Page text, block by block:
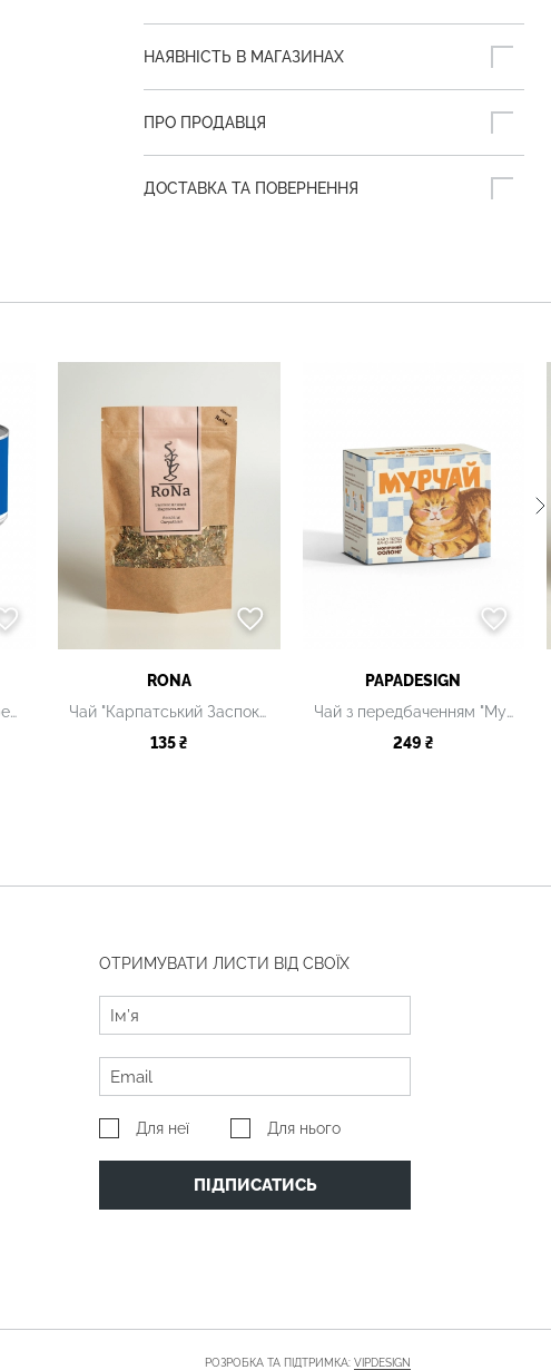
НАЯВНІСТЬ В МАГАЗИНАХ
ПРО ПРОДАВЦЯ
ДОСТАВКА ТА ПОВЕРНЕННЯ
Консерва-чай "Антистрес", 325 мл
RONA
Чай "Карпатський Заспокійливий"
135 ₴
PAPADESIGN
Чай з передбаченням "Мурчай"
249 ₴
ОТРИМУВАТИ ЛИСТИ ВІД СВОЇХ
Для неї Для нього
ПІДПИСАТИСЬ
РОЗРОБКА ТА ПІДТРИМКА: VIPDESIGN